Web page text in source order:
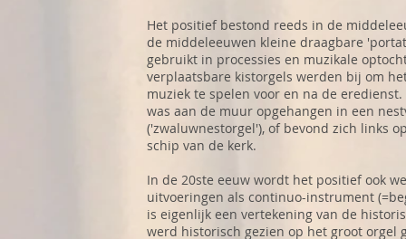
Het positief bestond reeds in de
de middeleeuwen kleine draagbare
gebruikt in processies en muzikale
verplaatsbare kistorgels werden bij om
muziek te spelen voor en na de
was aan de muur opgehangen in een
('zwaluwnestorgel'), of bevond zich links
schip van de kerk.
In de 20ste eeuw wordt het positief ook
uitvoeringen als continuo-instrument
is eigenlijk een vertekening van de
werd historisch gezien op het groot orgel